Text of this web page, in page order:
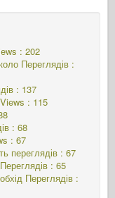
: 202
Переглядів :
: 137
: 115
: 68
: 67
переглядів : 67
Переглядів : 65
Переглядів :